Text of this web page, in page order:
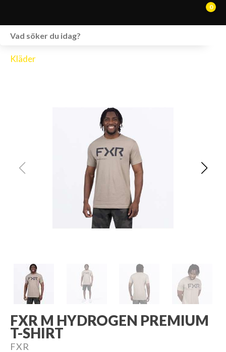
0
KONTAKT
Kläder
FXR M HYDROGEN PREMIUM
T-SHIRT
FXR